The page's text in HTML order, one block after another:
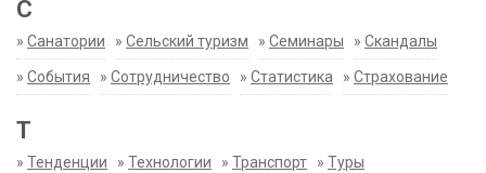
С
» Санатории » Сельский туризм » Семинары » Скандалы
» События » Сотрудничество » Статистика » Страхование
Т
» Тенденции » Технологии » Транспорт » Туры